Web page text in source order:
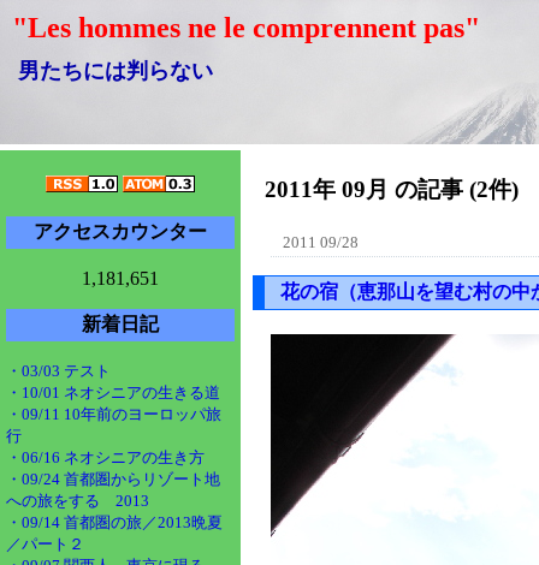
"Les hommes ne le comprennent pas"
男たちには判らない
アクセスカウンター
1,181,651
新着日記
・03/03 テスト
・10/01 ネオシニアの生きる道
・09/11 10年前のヨーロッパ旅
行
・06/16 ネオシニアの生き方
・09/24 首都圏からリゾート地
への旅をする 2013
・09/14 首都圏の旅／2013晩夏
／パート２
2011年 09月 の記事 (2件)
2011 09/28
花の宿（恵那山を望む村の中